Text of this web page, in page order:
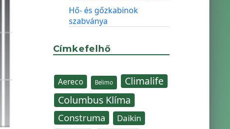
Hő- és gőzkabinok
szabványa
Címkefelhő
Aereco Belimo
Climalife
Columbus Klíma
Construma Daikin